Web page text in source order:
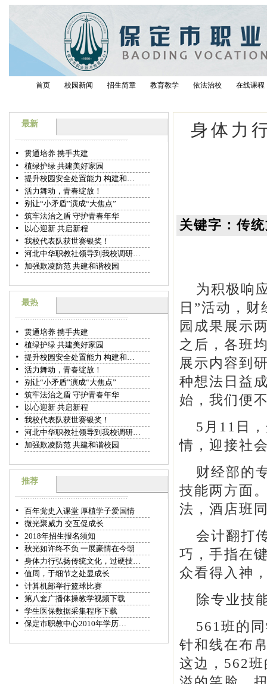
首页 校园新闻 招生简章 教育教学 依法治校 在线课程
最新
贯通培养 携手共建
植绿护绿 共建美好家园
提升校园安全处置能力 构建和…
活力舞动，青春绽放！
别让“小矛盾”演成“大焦点”
筑牢法治之盾 守护青春年华
以心迎新 共启新程
我校代表队获世赛银奖！
河北中华职教社领导到我校调研…
加强欺凌防范 共建和谐校园
最热
贯通培养 携手共建
植绿护绿 共建美好家园
提升校园安全处置能力 构建和…
活力舞动，青春绽放！
别让“小矛盾”演成“大焦点”
筑牢法治之盾 守护青春年华
以心迎新 共启新程
我校代表队获世赛银奖！
河北中华职教社领导到我校调研…
加强欺凌防范 共建和谐校园
推荐
百年党史入课堂 厚植学子爱国情
微光聚威力 交互促成长
2018年招生报名须知
秋光如许终不负 一展豪情在今朝
身体力行弘扬传统文化，过硬技…
值周，于细节之处显成长
计算机部举行篮球比赛
第八套广播体操教学视频下载
学生医保数据采集程序下载
保定市职教中心2010年学历…
身体力
关键字：传
为积极响
日”活动，
园成果展示
之后，各班
展示内容到
种想法日益
始，我们便
5月11日
情，迎接社
财经部的
技能两方面
法，酒店班
会计翻打
巧，手指在
众看得入神
除专业技
561班的
针和线在布
这边，562